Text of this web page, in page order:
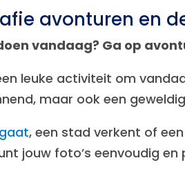
avonturen en
vandaag? Ga op
leuke activiteit om
maar ook een
, een stad verkent of
jouw foto’s eenvoudig